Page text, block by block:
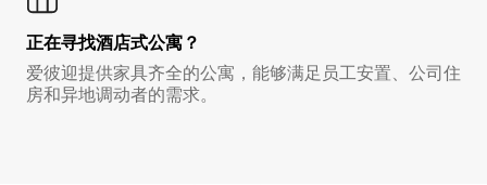
正在寻找酒店式公寓？
爱彼迎提供家具齐全的公寓，能够满足员工安置、公司住
房和异地调动者的需求。